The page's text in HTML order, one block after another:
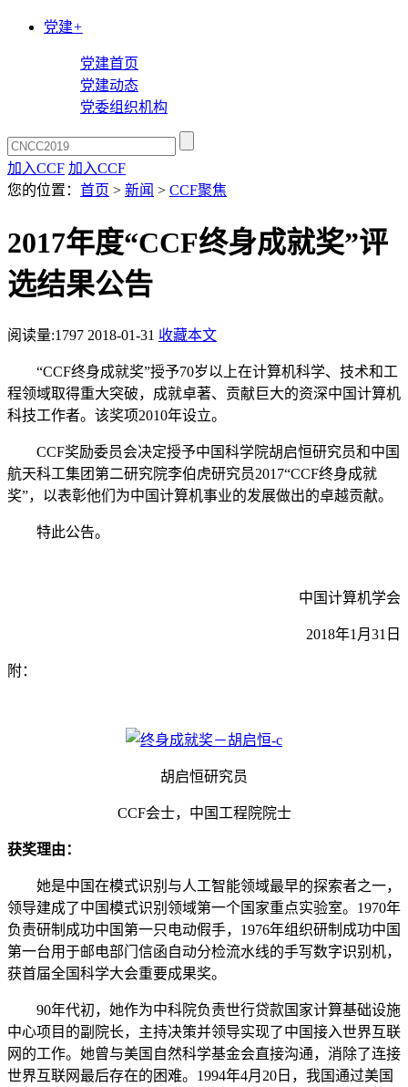
党建+
党建首页
党建动态
党委组织机构
加入CCF 加入CCF
您的位置： 首页 > 新闻 > CCF聚焦
2017年度“CCF终身成就奖”评
选结果公告
阅读量:1797 2018-01-31 收藏本文
“CCF终身成就奖”授予70岁以上在计算机科学、技术和工
程领域取得重大突破，成就卓著、贡献巨大的资深中国计算机
科技工作者。该奖项2010年设立。
CCF奖励委员会决定授予中国科学院胡启恒研究员和中国
航天科工集团第二研究院李伯虎研究员2017“CCF终身成就
奖”，以表彰他们为中国计算机事业的发展做出的卓越贡献。
特此公告。
中国计算机学会
2018年1月31日
附：
胡启恒研究员
CCF会士，中国工程院院士
获奖理由：
她是中国在模式识别与人工智能领域最早的探索者之一，
领导建成了中国模式识别领域第一个国家重点实验室。1970年
负责研制成功中国第一只电动假手，1976年组织研制成功中国
第一台用于邮电部门信函自动分检流水线的手写数字识别机，
获首届全国科学大会重要成果奖。
90年代初，她作为中科院负责世行贷款国家计算基础设施
中心项目的副院长，主持决策并领导实现了中国接入世界互联
网的工作。她曾与美国自然科学基金会直接沟通，消除了连接
世界互联网最后存在的困难。1994年4月20日，我国通过美国